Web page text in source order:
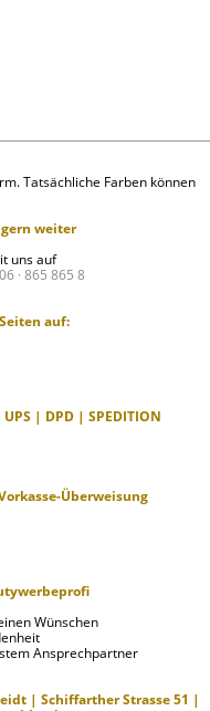
Tatsächliche Farben können
weiter
uns auf
· 865 865 8
auf:
| DPD | SPEDITION
Überweisung
Wünschen
Ansprechpartner
| Schiffarther Strasse 51 |